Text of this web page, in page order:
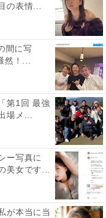
の表情...
間に写
然！...
第1回 最強
場メ...
ー写真に
美女です...
が本当に当